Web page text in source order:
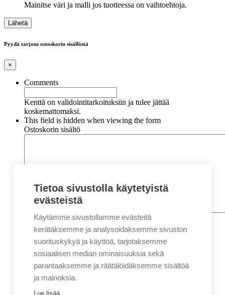
Mainitse väri ja malli jos tuotteessa on vaihtoehtoja.
Pyydä tarjous ostoskorin sisällöstä
×
Comments
Kenttä on validointitarkoituksiin ja tulee jättää
koskemattomaksi.
This field is hidden when viewing the form
Ostoskorin sisältö
Nimi*
Etunimi
Sukunimi
Sähköposti*
Puhelin*
Tietoa sivustolla käytetyistä
evästeistä
Käytämme sivustollamme evästeitä
kerätäksemme ja analysoidaksemme sivuston
suorituskykyä ja käyttöä, tarjotaksemme
sosiaalisen median ominaisuuksia sekä
parantaaksemme ja räätälöidäksemme sisältöä
ja mainoksia.
Lue lisää